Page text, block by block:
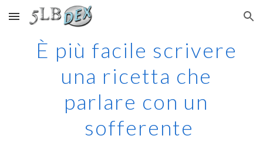
Skip to main content Skip to navigation
È più facile scrivere
una ricetta che
parlare con un
sofferente